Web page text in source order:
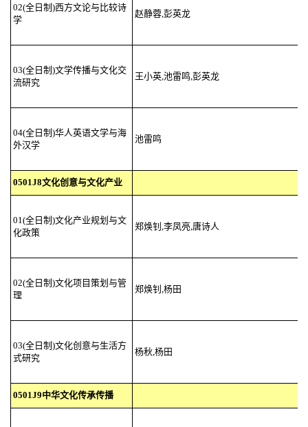
02(全日制)西方文论与比较诗
学
赵静蓉,彭英龙
03(全日制)文学传播与文化交
流研究
王小英,池雷鸣,彭英龙
04(全日制)华人英语文学与海
外汉学
池雷鸣
0501J8文化创意与文化产业
01(全日制)文化产业规划与文
化政策
郑焕钊,李凤亮,唐诗人
02(全日制)文化项目策划与管
理
郑焕钊,杨田
03(全日制)文化创意与生活方
式研究
杨秋,杨田
0501J9中华文化传承传播